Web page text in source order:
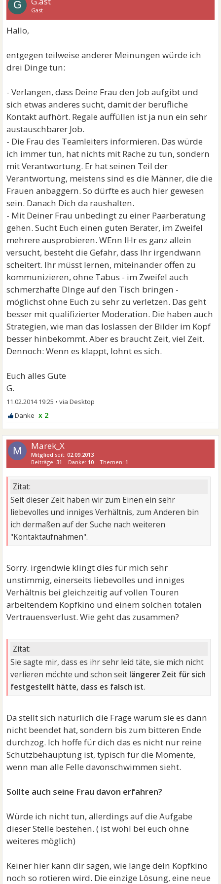
G Gast
Hallo,
entgegen teilweise anderer Meinungen würde ich
drei Dinge tun:
- Verlangen, dass Deine Frau den Job aufgibt und
sich etwas anderes sucht, damit der berufliche
Kontakt aufhört. Regale auffüllen ist ja nun ein sehr
austauschbarer Job.
- Die Frau des Teamleiters informieren. Das würde
ich immer tun, hat nichts mit Rache zu tun, sondern
mit Verantwortung. Er hat seinen Teil der
Verantwortung, meistens sind es die Männer, die die
Frauen anbaggern. So dürfte es auch hier gewesen
sein. Danach Dich da raushalten.
- Mit Deiner Frau unbedingt zu einer Paarberatung
gehen. Sucht Euch einen guten Berater, im Zweifel
mehrere ausprobieren. WEnn IHr es ganz allein
versucht, besteht die Gefahr, dass Ihr irgendwann
scheitert. Ihr müsst lernen, miteinander offen zu
kommunizieren, ohne Tabus - im Zweifel auch
schmerzhafte DInge auf den Tisch bringen -
möglichst ohne Euch zu sehr zu verletzen. Das geht
besser mit qualifizierter Moderation. Die haben auch
Strategien, wie man das loslassen der Bilder im Kopf
besser hinbekommt. Aber es braucht Zeit, viel Zeit.
Dennoch: Wenn es klappt, lohnt es sich.
Euch alles Gute
G.
11.02.2014 19:25 •
x 2
M Marek_X
Mitglied seit:02.09.2013
Beiträge:31 Danke: 10 Themen: 1
Zitat:
Seit dieser Zeit haben wir zum Einen ein sehr
liebevolles und inniges Verhältnis, zum Anderen bin
ich dermaßen auf der Suche nach weiteren
"Kontaktaufnahmen".
Sorry. irgendwie klingt dies für mich sehr
unstimmig, einerseits liebevolles und inniges
Verhältnis bei gleichzeitig auf vollen Touren
arbeitendem Kopfkino und einem solchen totalen
Vertrauensverlust. Wie geht das zusammen?
Zitat:
Sie sagte mir, dass es ihr sehr leid täte, sie mich nicht
verlieren möchte und schon seit längerer Zeit für sich
festgestellt hätte, dass es falsch ist.
Da stellt sich natürlich die Frage warum sie es dann
nicht beendet hat, sondern bis zum bitteren Ende
durchzog. Ich hoffe für dich das es nicht nur reine
Schutzbehauptung ist, typisch für die Momente,
wenn man alle Felle davonschwimmen sieht.
Sollte auch seine Frau davon erfahren?
Würde ich nicht tun, allerdings auf die Aufgabe
dieser Stelle bestehen. ( ist wohl bei euch ohne
weiteres möglich)
Keiner hier kann dir sagen, wie lange dein Kopfkino
noch so rotieren wird. Die einzige Lösung, eine neue